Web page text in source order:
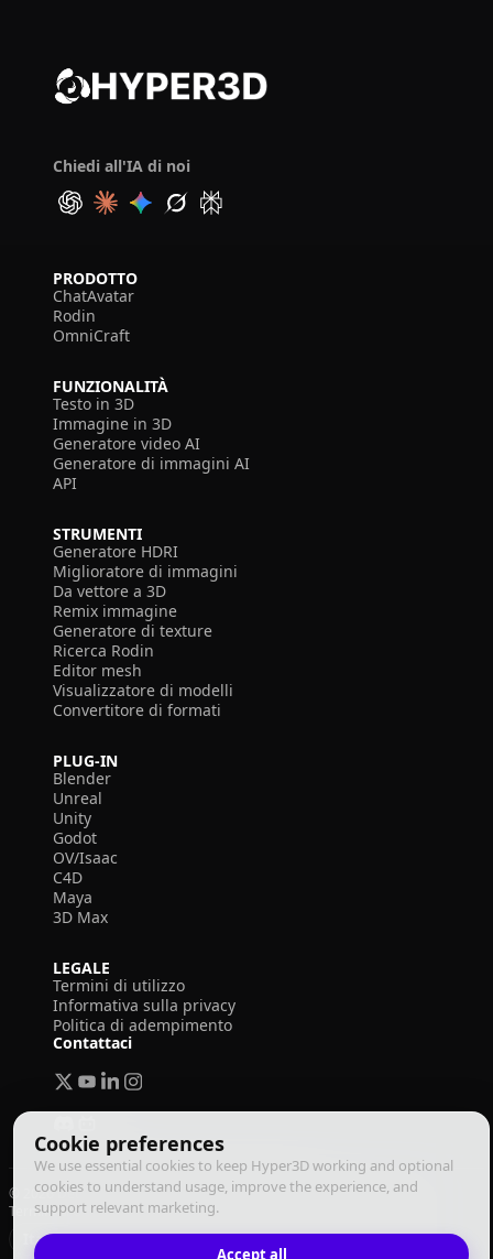
Cookie preferences
We use essential cookies to keep Hyper3D working and optional
cookies to understand usage, improve the experience, and
support relevant marketing.
Accept all
Chiedi all'IA di noi
PRODOTTO
ChatAvatar
Rodin
OmniCraft
FUNZIONALITÀ
Testo in 3D
Immagine in 3D
Generatore video AI
Generatore di immagini AI
API
STRUMENTI
Generatore HDRI
Miglioratore di immagini
Da vettore a 3D
Remix immagine
Generatore di texture
Ricerca Rodin
Editor mesh
Visualizzatore di modelli
Convertitore di formati
PLUG-IN
Blender
Unreal
Unity
Godot
OV/Isaac
C4D
Maya
3D Max
LEGALE
Termini di utilizzo
Informativa sulla privacy
Politica di adempimento
Contattaci
© 2026 Deemos Corporation. Tutti i diritti riservati
Termini di UtilizzoInformativa sulla Privacy
Italiano